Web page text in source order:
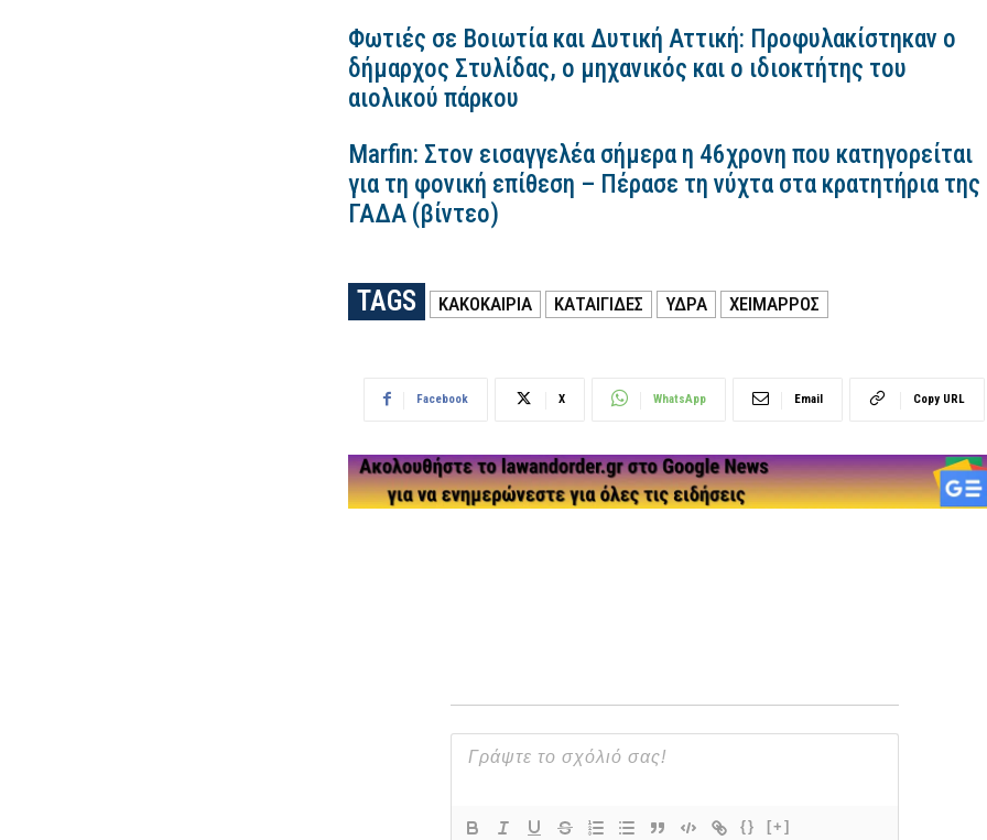
Φωτιές σε Βοιωτία και Δυτική Αττική: Προφυλακίστηκαν ο
δήμαρχος Στυλίδας, ο μηχανικός και ο ιδιοκτήτης του
αιολικού πάρκου
Marfin: Στον εισαγγελέα σήμερα η 46χρονη που κατηγορείται
για τη φονική επίθεση – Πέρασε τη νύχτα στα κρατητήρια της
ΓΑΔΑ (βίντεο)
TAGS ΚΑΚΟΚΑΙΡΙΑ ΚΑΤΑΙΓΙΔΕΣ ΎΔΡΑ ΧΕΙΜΑΡΡΟΣ
Facebook X WhatsApp Email Copy URL
{} [+]